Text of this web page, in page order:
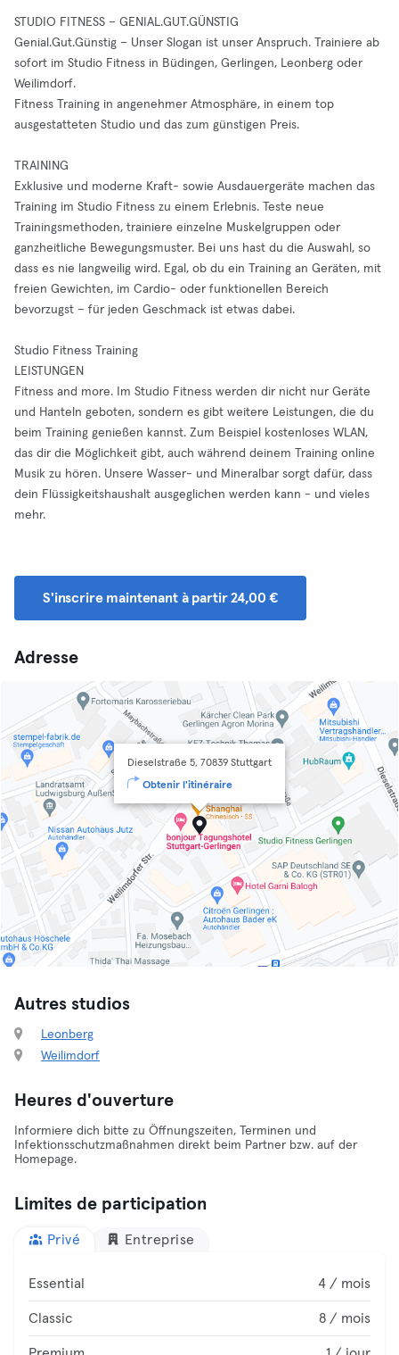
STUDIO FITNESS – GENIAL.GUT.GÜNSTIG
Genial.Gut.Günstig – Unser Slogan ist unser Anspruch. Trainiere ab
sofort im Studio Fitness in Büdingen, Gerlingen, Leonberg oder
Weilimdorf.
Fitness Training in angenehmer Atmosphäre, in einem top
ausgestatteten Studio und das zum günstigen Preis.
TRAINING
Exklusive und moderne Kraft- sowie Ausdauergeräte machen das
Training im Studio Fitness zu einem Erlebnis. Teste neue
Trainingsmethoden, trainiere einzelne Muskelgruppen oder
ganzheitliche Bewegungsmuster. Bei uns hast du die Auswahl, so
dass es nie langweilig wird. Egal, ob du ein Training an Geräten, mit
freien Gewichten, im Cardio- oder funktionellen Bereich
bevorzugst – für jeden Geschmack ist etwas dabei.
Studio Fitness Training
LEISTUNGEN
Fitness and more. Im Studio Fitness werden dir nicht nur Geräte
und Hanteln geboten, sondern es gibt weitere Leistungen, die du
beim Training genießen kannst. Zum Beispiel kostenloses WLAN,
das dir die Möglichkeit gibt, auch während deinem Training online
Musik zu hören. Unsere Wasser- und Mineralbar sorgt dafür, dass
dein Flüssigkeitshaushalt ausgeglichen werden kann - und vieles
mehr.
S'inscrire maintenant à partir 24,00 €
Adresse
Dieselstraße 5, 70839 Stuttgart
Obtenir l'itinéraire
Autres studios
Leonberg
Weilimdorf
Heures d'ouverture
Informiere dich bitte zu Öffnungszeiten, Terminen und
Infektionsschutzmaßnahmen direkt beim Partner bzw. auf der
Homepage.
Limites de participation
Privé Entreprise
Essential 4 / mois
Classic 8 / mois